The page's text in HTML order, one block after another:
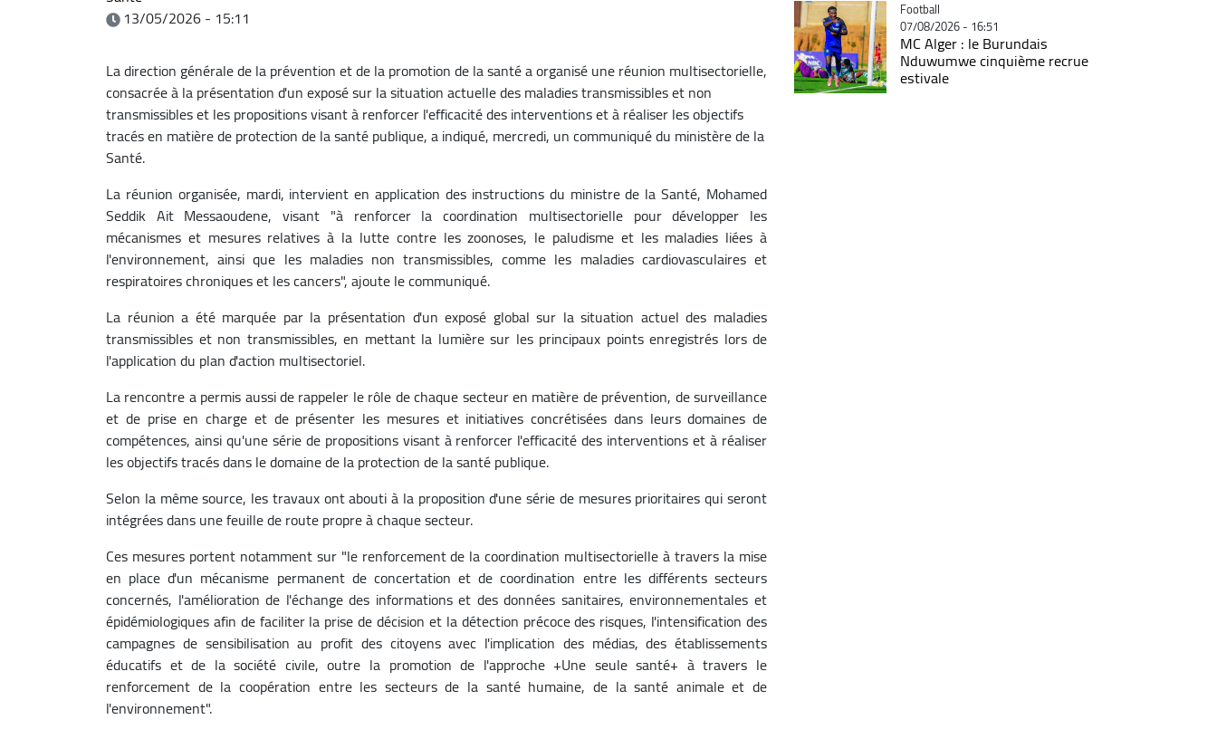
13/05/2026 - 15:11
La direction générale de la prévention et de la promotion de la santé a organisé une réunion multisectorielle,
consacrée à la présentation d'un exposé sur la situation actuelle des maladies transmissibles et non
transmissibles et les propositions visant à renforcer l'efficacité des interventions et à réaliser les objectifs
tracés en matière de protection de la santé publique, a indiqué, mercredi, un communiqué du ministère de la
Santé.
La réunion organisée, mardi, intervient en application des instructions du ministre de la Santé, Mohamed
Seddik Ait Messaoudene, visant "à renforcer la coordination multisectorielle pour développer les
mécanismes et mesures relatives à la lutte contre les zoonoses, le paludisme et les maladies liées à
l'environnement, ainsi que les maladies non transmissibles, comme les maladies cardiovasculaires et
respiratoires chroniques et les cancers", ajoute le communiqué.
La réunion a été marquée par la présentation d'un exposé global sur la situation actuel des maladies
transmissibles et non transmissibles, en mettant la lumière sur les principaux points enregistrés lors de
l'application du plan d'action multisectoriel.
La rencontre a permis aussi de rappeler le rôle de chaque secteur en matière de prévention, de surveillance
et de prise en charge et de présenter les mesures et initiatives concrétisées dans leurs domaines de
compétences, ainsi qu'une série de propositions visant à renforcer l'efficacité des interventions et à réaliser
les objectifs tracés dans le domaine de la protection de la santé publique.
Selon la même source, les travaux ont abouti à la proposition d'une série de mesures prioritaires qui seront
intégrées dans une feuille de route propre à chaque secteur.
Ces mesures portent notamment sur "le renforcement de la coordination multisectorielle à travers la mise
en place d'un mécanisme permanent de concertation et de coordination entre les différents secteurs
concernés, l'amélioration de l'échange des informations et des données sanitaires, environnementales et
épidémiologiques afin de faciliter la prise de décision et la détection précoce des risques, l'intensification des
campagnes de sensibilisation au profit des citoyens avec l'implication des médias, des établissements
éducatifs et de la société civile, outre la promotion de l'approche +Une seule santé+ à travers le
renforcement de la coopération entre les secteurs de la santé humaine, de la santé animale et de
l'environnement".
Catégorie
Football
07/08/2026 - 16:51
MC Alger : le Burundais
Nduwumwe cinquième recrue
estivale